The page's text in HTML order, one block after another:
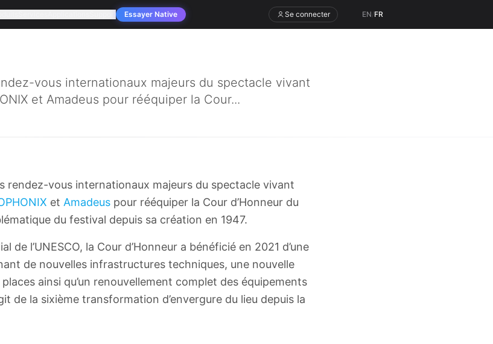
Essayer Native Se connecter EN/FR
vous internationaux majeurs du spectacle vivant
et Amadeus pour rééquiper la Cour...
rendez-vous internationaux majeurs du spectacle vivant
et Amadeus pour rééquiper la Cour d’Honneur du
du festival depuis sa création en 1947.
de l’UNESCO, la Cour d’Honneur a bénéficié en 2021 d’une
de nouvelles infrastructures techniques, une nouvelle
ainsi qu’un renouvellement complet des équipements
de la sixième transformation d’envergure du lieu depuis la